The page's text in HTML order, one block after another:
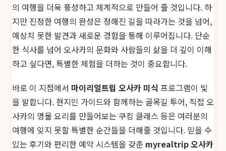
의 여행을 더욱 풍성하고 체계적으로 만들어 줄 것입니다. 하
지만 진정한 여행의 완성은 정해진 길을 따라가는 것을 넘어,
예상치 못한 발견과 새로운 경험을 통해 이루어집니다. 단순
한 식사를 넘어 오사카의 문화와 사람들의 삶을 더 깊이 이해
하고 싶다면, 특별한 체험을 더하는 것이 중요합니다.
바로 이 지점에서 마이리얼트립 오사카 미식 프로그램이 빛
을 발합니다. 현지인 가이드와 함께하는 골목길 투어, 직접 오
사카의 명물 요리를 만들어보는 쿠킹 클래스 등은 여러분의
여행에 잊지 못할 특별한 순간들을 더해줄 것입니다. 믿을 수
있는 후기와 편리한 예약 시스템을 갖춘 myrealtrip 오사카